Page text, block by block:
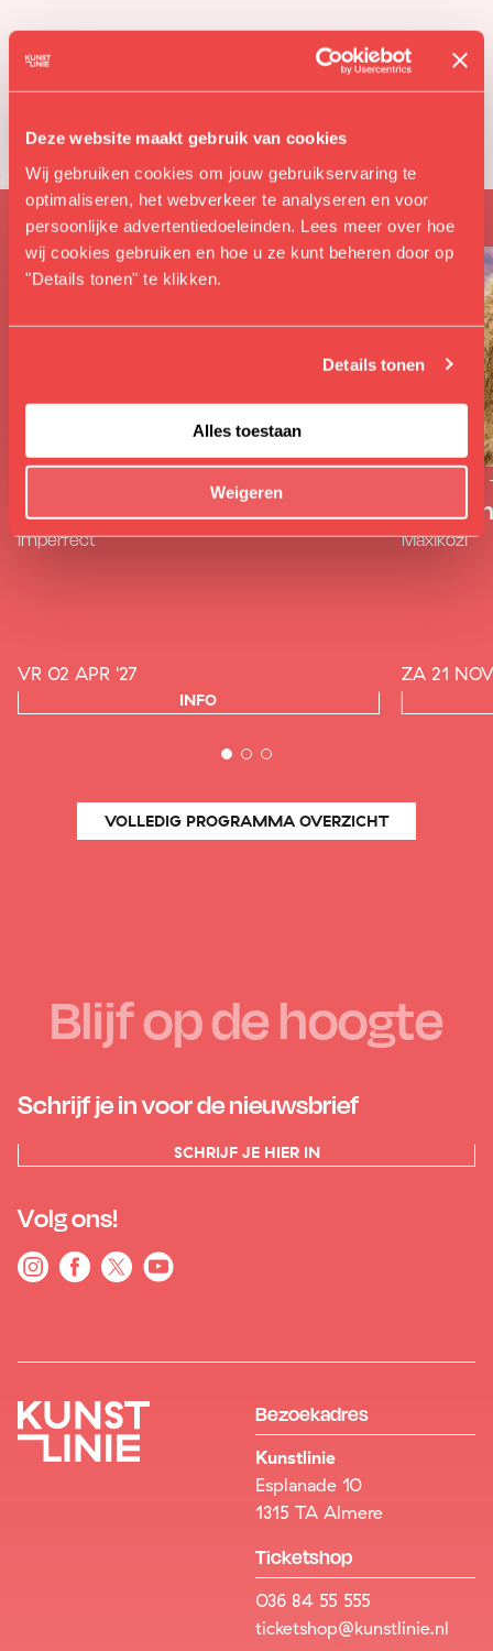
Deze website maakt gebruik van cookies
Wij gebruiken cookies om jouw gebruikservaring te
optimaliseren, het webverkeer te analyseren en voor
persoonlijke advertentiedoeleinden. Lees meer over hoe
wij cookies gebruiken en hoe u ze kunt beheren door op
"Details tonen" te klikken.
Details tonen
Alles toestaan
Weigeren
Soortgelijk
Klaas van der Eerden
Imperfect
VR 02 APR '27
INFO
Max
Maxikozi
ZA 21
VOLLEDIG PROGRAMMA OVERZICHT
Blijf op de hoogte
Schrijf je in voor de nieuwsbrief
SCHRIJF JE HIER IN
Volg ons!
Bezoekadres
Kunstlinie
Esplanade 10
1315 TA Almere
Ticketshop
036 84 55 555
ticketshop@kunstlinie.nl